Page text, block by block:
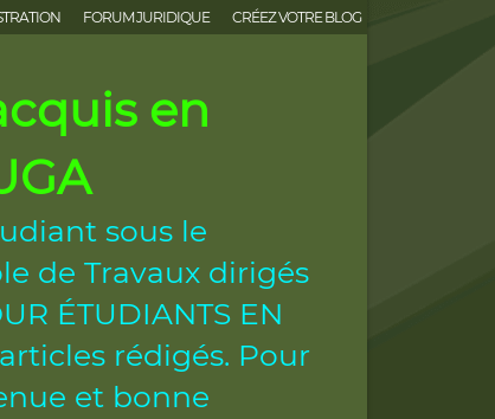
FORUM JURIDIQUE CRÉEZ VOTRE BLOG
en
sous le
de Travaux dirigés
ÉTUDIANTS EN
rédigés. Pour
et bonne